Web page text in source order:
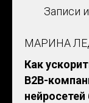
Записи
МАРИНА
Как
B2B-
нейросетей